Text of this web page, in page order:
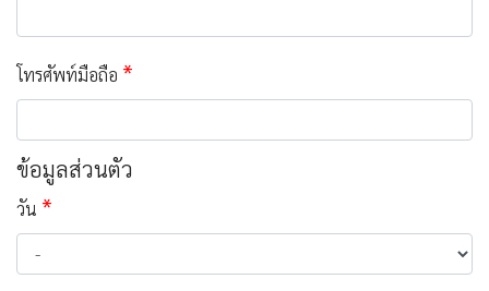
โทรศัพท์มือถือ *
ข้อมูลส่วนตัว
วัน *